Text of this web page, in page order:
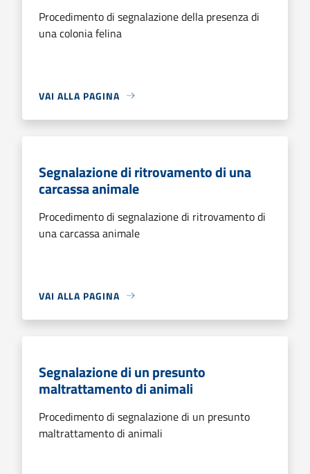
Procedimento di segnalazione della presenza di
una colonia felina
VAI ALLA PAGINA
Segnalazione di ritrovamento di una
carcassa animale
Procedimento di segnalazione di ritrovamento di
una carcassa animale
VAI ALLA PAGINA
Segnalazione di un presunto
maltrattamento di animali
Procedimento di segnalazione di un presunto
maltrattamento di animali